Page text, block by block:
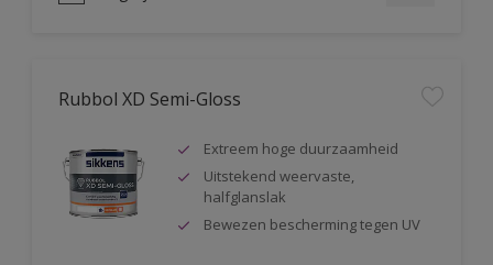
Rubbol XD Semi-Gloss
Extreem hoge duurzaamheid
Uitstekend weervaste,
halfglanslak
Bewezen bescherming tegen UV